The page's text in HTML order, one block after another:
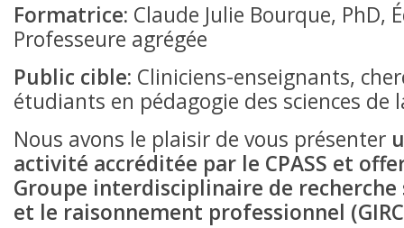
Formatrice: Claude Julie Bourque, PhD,
Professeure agrégée
Public cible: Cliniciens-enseignants,
étudiants en pédagogie des sciences de
Nous avons le plaisir de vous présenter
activité accréditée par le CPASS et
Groupe interdisciplinaire de
et le raisonnement professionnel